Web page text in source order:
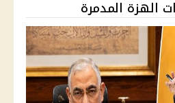
الهزة المدمرة